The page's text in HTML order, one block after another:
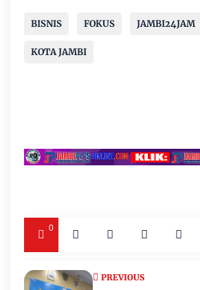
BISNIS FOKUS JAMBI24JAM
KOTA JAMBI
0
PREVIOUS